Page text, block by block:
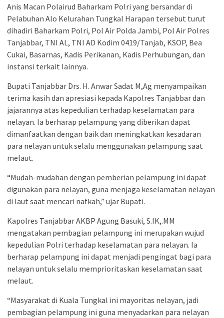
Anis Macan Polairud Baharkam Polri yang bersandar di
Pelabuhan Alo Kelurahan Tungkal Harapan tersebut turut
dihadiri Baharkam Polri, Pol Air Polda Jambi, Pol Air Polres
Tanjabbar, TNI AL, TNI AD Kodim 0419/Tanjab, KSOP, Bea
Cukai, Basarnas, Kadis Perikanan, Kadis Perhubungan, dan
instansi terkait lainnya.
Bupati Tanjabbar Drs. H. Anwar Sadat M,Ag menyampaikan
terima kasih dan apresiasi kepada Kapolres Tanjabbar dan
jajarannya atas kepedulian terhadap keselamatan para
nelayan. Ia berharap pelampung yang diberikan dapat
dimanfaatkan dengan baik dan meningkatkan kesadaran
para nelayan untuk selalu menggunakan pelampung saat
melaut.
“Mudah-mudahan dengan pemberian pelampung ini dapat
digunakan para nelayan, guna menjaga keselamatan nelayan
di laut saat mencari nafkah,” ujar Bupati.
Kapolres Tanjabbar AKBP Agung Basuki, S.IK,.MM
mengatakan pembagian pelampung ini merupakan wujud
kepedulian Polri terhadap keselamatan para nelayan. Ia
berharap pelampung ini dapat menjadi pengingat bagi para
nelayan untuk selalu memprioritaskan keselamatan saat
melaut.
“Masyarakat di Kuala Tungkal ini mayoritas nelayan, jadi
pembagian pelampung ini guna menyadarkan para nelayan